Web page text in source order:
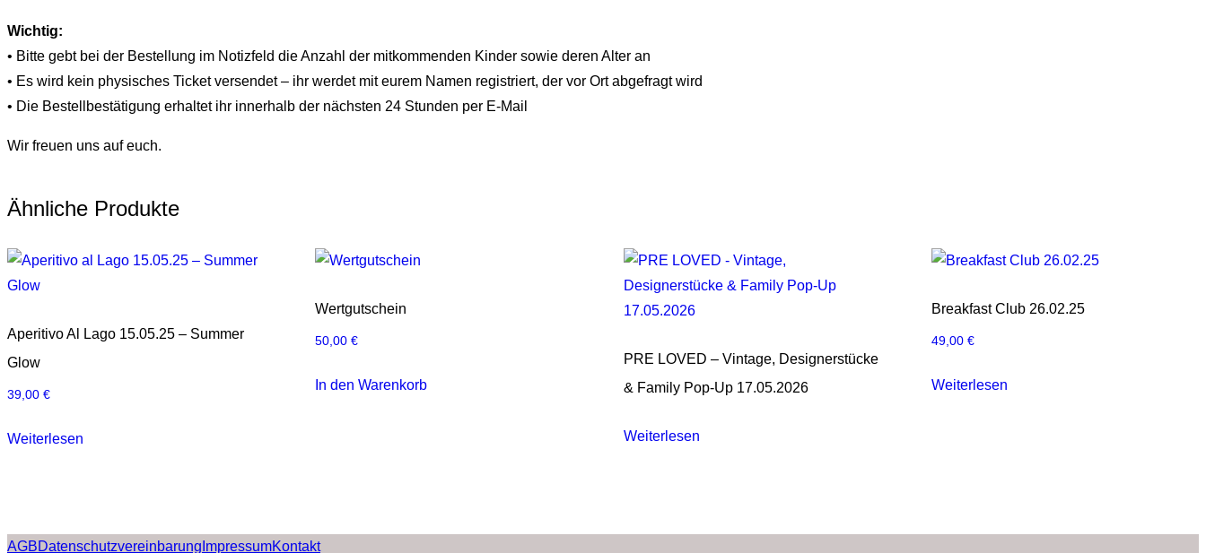
Wichtig:
• Bitte gebt bei der Bestellung im Notizfeld die Anzahl der mitkommenden Kinder sowie deren Alter an
• Es wird kein physisches Ticket versendet – ihr werdet mit eurem Namen registriert, der vor Ort abgefragt wird
• Die Bestellbestätigung erhaltet ihr innerhalb der nächsten 24 Stunden per E-Mail
Wir freuen uns auf euch.
Ähnliche Produkte
Aperitivo Al Lago 15.05.25 – Summer
Glow
39,00 €
Weiterlesen
Wertgutschein
50,00€
In den Warenkorb
PRE LOVED – Vintage, Designerstücke
& Family Pop-Up 17.05.2026
Weiterlesen
Breakfast Club 26.02.25
49,00 €
Weiterlesen
AGBDatenschutzvereinbarung ImpressumKontakt